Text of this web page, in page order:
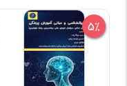
5%